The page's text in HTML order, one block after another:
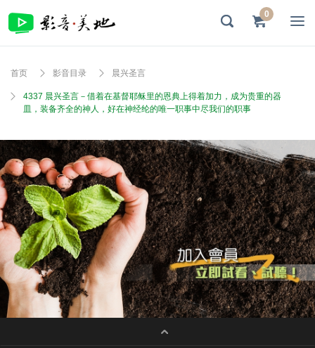
0
首页 影音目录 晨兴圣言
4337 晨兴圣言－借着在基督耶稣里的恩典上得着加力，成为贵重的器
皿，装备齐全的神人，好在神经纶的唯一职事中尽我们的职事